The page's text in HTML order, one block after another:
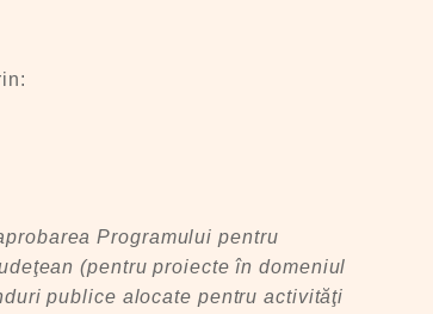
Programului pentru
(pentru proiecte în domeniul
publice alocate pentru activităţi